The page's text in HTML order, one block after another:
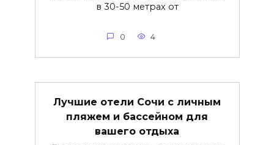
в 30-50 метрах от
0 4
Лучшие отели Сочи с личным
пляжем и бассейном для
вашего отдыха